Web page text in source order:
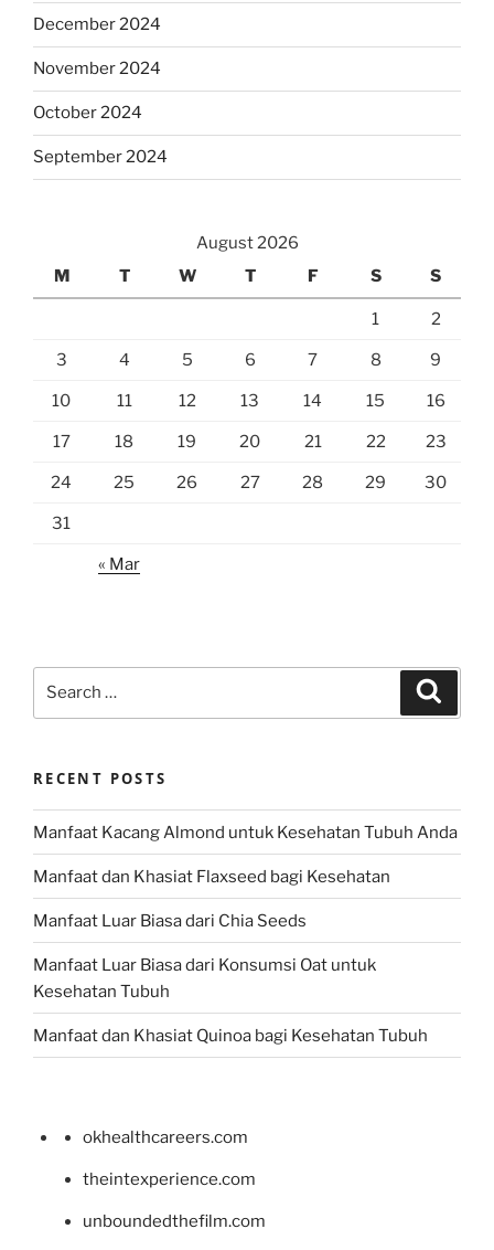
December 2024
November 2024
October 2024
September 2024
August 2026
M
T W T F S S
1 2
3 4 5 6 7 8 9
10 11 12 13 14 15 16
17 18 19 20 21 22 23
24 25 26 27 28 29 30
31
« Mar
RECENT POSTS
Manfaat Kacang Almond untuk Kesehatan Tubuh Anda
Manfaat dan Khasiat Flaxseed bagi Kesehatan
Manfaat Luar Biasa dari Chia Seeds
Manfaat Luar Biasa dari Konsumsi Oat untuk
Kesehatan Tubuh
Manfaat dan Khasiat Quinoa bagi Kesehatan Tubuh
okhealthcareers.com
theintexperience.com
unboundedthefilm.com